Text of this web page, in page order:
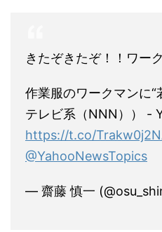
きたぞきたぞ！！ワー
作業服のワークマンに“
テレビ系（NNN）） -
https://t.co/
@YahooNewsTopics
— 齋藤 慎一